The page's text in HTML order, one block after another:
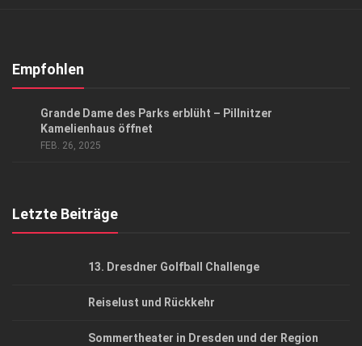
Kontakt, Impressum
Empfohlen
Grande Dame des Parks erblüht – Pillnitzer
Kamelienhaus öffnet
FEB. 26, 2025
Letzte Beiträge
13. Dresdner Golfball Challenge
Reiselust und Rückkehr
Sommertheater in Dresden und der Region